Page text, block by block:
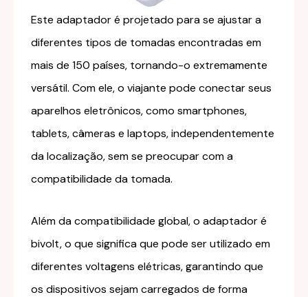
Este adaptador é projetado para se ajustar a
diferentes tipos de tomadas encontradas em
mais de 150 países, tornando-o extremamente
versátil. Com ele, o viajante pode conectar seus
aparelhos eletrônicos, como smartphones,
tablets, câmeras e laptops, independentemente
da localização, sem se preocupar com a
compatibilidade da tomada.
Além da compatibilidade global, o adaptador é
bivolt, o que significa que pode ser utilizado em
diferentes voltagens elétricas, garantindo que
os dispositivos sejam carregados de forma